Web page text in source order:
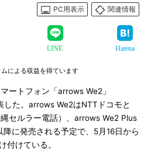
PC用表示
関連情報
LINE Hatena
による収益を得ています
ートフォン「arrows We2」
した。arrows We2はNTTドコモと
セルラー電話）、arrows We2 Plus
に発売される予定で、5月16日から
付けている。